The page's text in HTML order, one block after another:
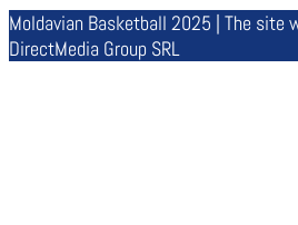
Moldavian Basketball 2025 | The site
DirectMedia Group SRL